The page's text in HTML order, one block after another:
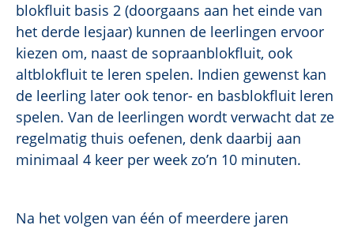
blokfluit basis 2 (doorgaans aan het einde van
het derde lesjaar) kunnen de leerlingen ervoor
kiezen om, naast de sopraanblokfluit, ook
altblokfluit te leren spelen. Indien gewenst kan
de leerling later ook tenor- en basblokfluit leren
spelen. Van de leerlingen wordt verwacht dat ze
regelmatig thuis oefenen, denk daarbij aan
minimaal 4 keer per week zo’n 10 minuten.
Na het volgen van één of meerdere jaren